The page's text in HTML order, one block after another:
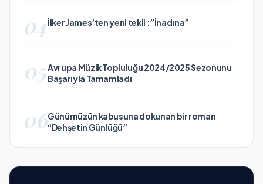
04İlker James’ten yeni tekli :”İnadına”
05Avrupa Müzik Topluluğu 2024/2025 Sezonunu
Başarıyla Tamamladı
06Günümüzün kabusuna dokunan bir roman
“Dehşetin Günlüğü”